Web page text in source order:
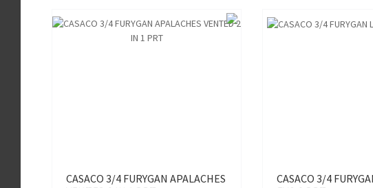
CASACO 3/4 FURYGAN APALACHES
CASACO 3/4